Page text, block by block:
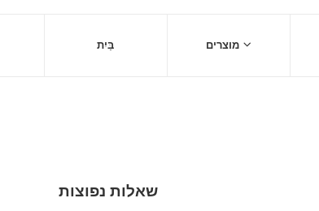
בַּיִת מוצרים
שאלות נפוצות